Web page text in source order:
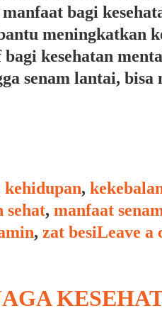
bagi
meningkatkan
kesehatan
senam lantai,
kehidupan,
sehat, manfaat
, zat besiLeave a